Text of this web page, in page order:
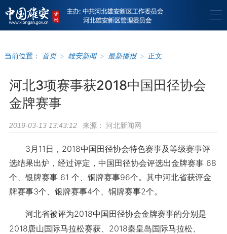
当前位置： 首页 > 雄安新闻 > 最新播报 > 正文
河北3项赛事获2018中国田径协会
金牌赛事
2019-03-13 13:43:12 来源： 河北新闻网
3月11日，2018中国田径协会特色赛事及等级赛事评
选结果出炉，经过评定，中国田径协会评选出金牌赛事 68
个、银牌赛事 61 个、铜牌赛事96个。其中河北省获评金
牌赛事3个、银牌赛事4个、铜牌赛事2个。
河北省被评为2018中国田径协会金牌赛事的分别是
2018唐山国际马拉松赛获、2018秦皇岛国际马拉松、